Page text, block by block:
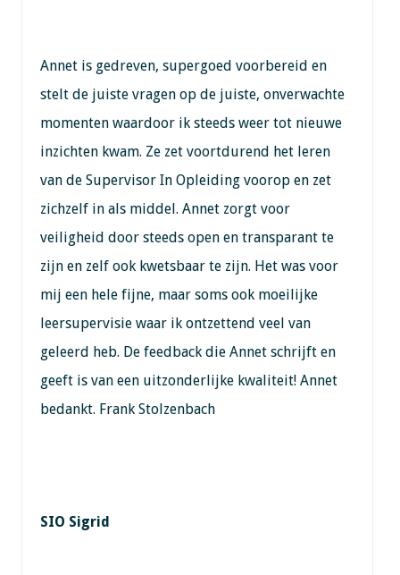
Annet is gedreven, supergoed voorbereid en
stelt de juiste vragen op de juiste, onverwachte
momenten waardoor ik steeds weer tot nieuwe
inzichten kwam. Ze zet voortdurend het leren
van de Supervisor In Opleiding voorop en zet
zichzelf in als middel. Annet zorgt voor
veiligheid door steeds open en transparant te
zijn en zelf ook kwetsbaar te zijn. Het was voor
mij een hele fijne, maar soms ook moeilijke
leersupervisie waar ik ontzettend veel van
geleerd heb. De feedback die Annet schrijft en
geeft is van een uitzonderlijke kwaliteit! Annet
bedankt. Frank Stolzenbach
SIO Sigrid